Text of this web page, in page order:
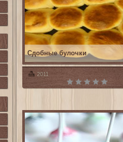
2011
Сдобные булочки